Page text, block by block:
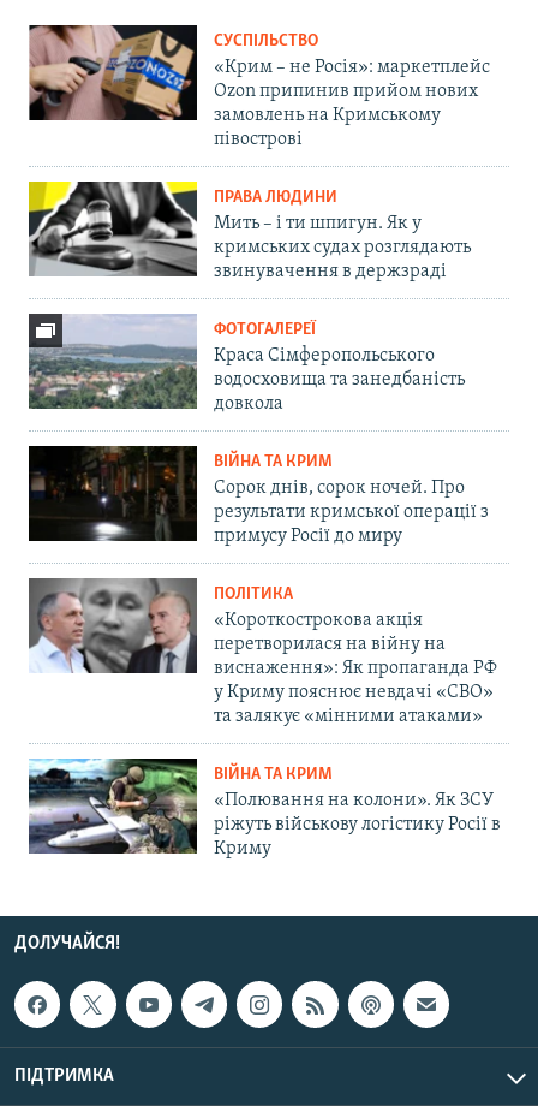
СУСПІЛЬСТВО
«Крим – не Росія»: маркетплейс
Ozon припинив прийом нових
замовлень на Кримському
півострові
ПРАВА ЛЮДИНИ
Мить – і ти шпигун. Як у
кримських судах розглядають
звинувачення в держзраді
ФОТОГАЛЕРЕЇ
Краса Сімферопольського
водосховища та занедбаність
довкола
ВІЙНА ТА КРИМ
Сорок днів, сорок ночей. Про
результати кримської операції з
примусу Росії до миру
ПОЛІТИКА
«Короткострокова акція
перетворилася на війну на
виснаження»: Як пропаганда РФ
у Криму пояснює невдачі «СВО»
та залякує «мінними атаками»
ВІЙНА ТА КРИМ
«Полювання на колони». Як ЗСУ
ріжуть військову логістику Росії в
Криму
ДОЛУЧАЙСЯ!
ПІДТРИМКА